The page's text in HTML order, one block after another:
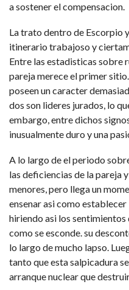
a sostener el compensacion.
La trato dentro de Escorpio
itinerario trabajoso y
Entre las estadisticas sobre
pareja merece el primer
poseen un caracter
dos son lideres jurados, lo
embargo, entre dichos
inusualmente duro y una
A lo largo de el periodo
las deficiencias de la pareja
menores, pero llega un
ensenar asi­ como
hiriendo asi los
como se esconde. su
lo largo de mucho lapso.
tanto que esta salpicadura
arranque nuclear que